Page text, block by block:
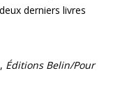
derniers livres
Éditions Belin/Pour